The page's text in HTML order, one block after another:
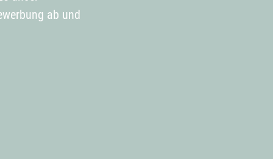
ab und